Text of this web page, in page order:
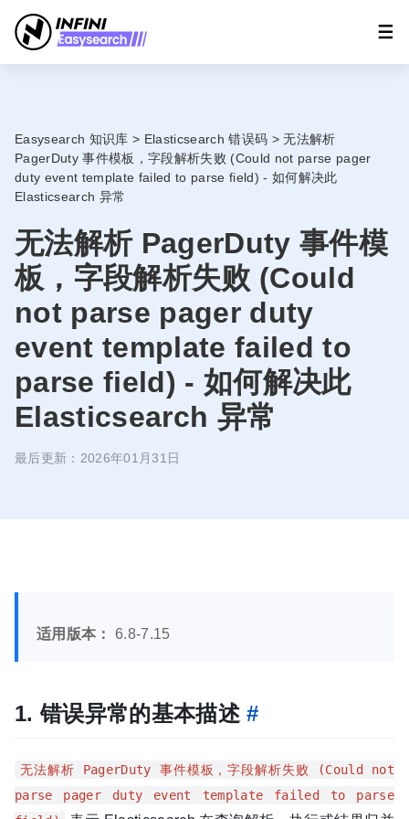
Easysearch 知识库 > Elasticsearch 错误码 > 无法解析
PagerDuty 事件模板，字段解析失败 (Could not parse pager
duty event template failed to parse field) - 如何解决此
Elasticsearch 异常
无法解析 PagerDuty 事件模
板，字段解析失败 (Could
not parse pager duty
event template failed to
parse field) - 如何解决此
Elasticsearch 异常
最后更新：2026年01月31日
适用版本： 6.8-7.15
1. 错误异常的基本描述#
无法解析 PagerDuty 事件模板，字段解析失败 (Could not
parse pager duty event template failed to parse